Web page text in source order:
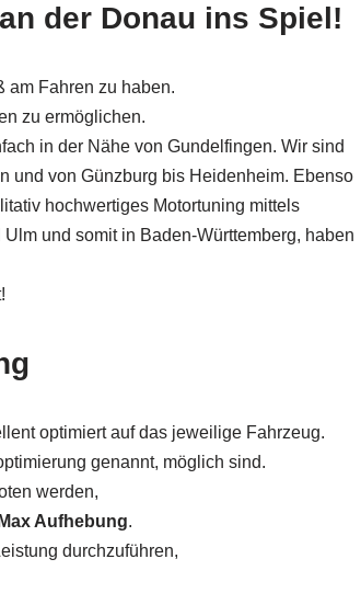
der Donau ins Spiel!
am Fahren zu haben.
zu ermöglichen.
in der Nähe von Gundelfingen. Wir sind
und von Günzburg bis Heidenheim. Ebenso
hochwertiges Motortuning mittels
und somit in Baden-Württemberg, haben
optimiert auf das jeweilige Fahrzeug.
genannt, möglich sind.
werden,
Aufhebung.
durchzuführen,